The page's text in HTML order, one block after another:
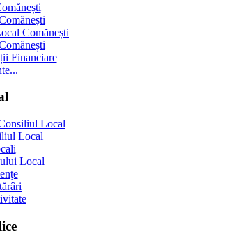
Comănești
Financiare
Local
Local
Local